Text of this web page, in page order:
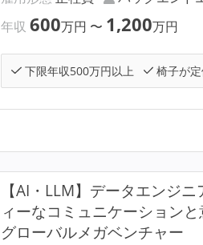
年収600万円 〜 1,200万円
下限年収500万円以上 椅子が定
【AI・LLM】データエンジ
ィーなコミュニケーション
グローバルメガベンチャー